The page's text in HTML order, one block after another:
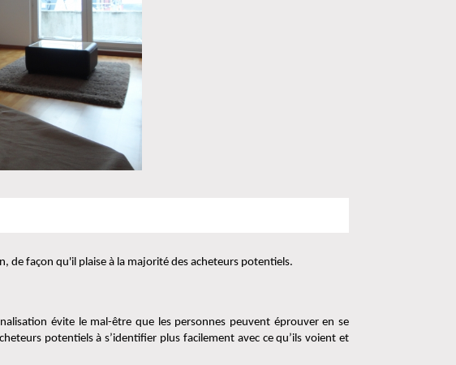
de façon qu'il plaise à la majorité des acheteurs potentiels.
évite le mal-être que les personnes peuvent éprouver en se
potentiels à s’identifier plus facilement avec ce qu’ils voient et